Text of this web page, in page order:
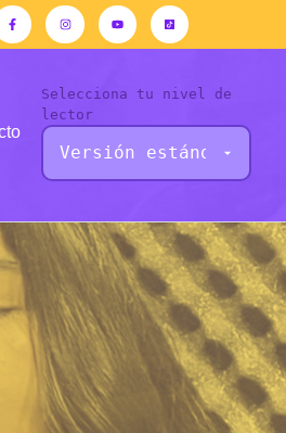
Selecciona tu nivel de
lector